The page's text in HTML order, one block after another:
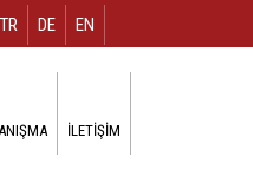
TR DE EN
İLETIŞIM